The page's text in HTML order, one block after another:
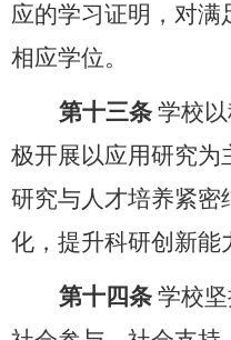
应的学习证明，对满
相应学位。
第十三条 学校
极开展以应用研究为
研究与人才培养紧密
化，提升科研创新能
第十四条 学校